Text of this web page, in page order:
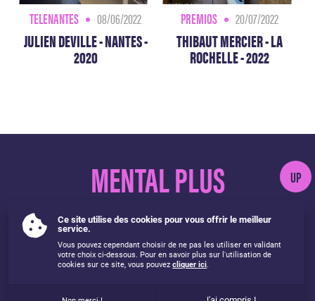
TELENANTES 08/06/2022
JULIEN DEVILLE - NANTES -
2020
PREMIOS 20/07/2022
THIBAUT MERCIER - LA
ROCHELLE - 2022
Ce site utilise des cookies pour vous offrir le meilleur
service.
Vous pouvez cependant choisir de ne pas les utiliser en validant
votre choix ci-dessous. Pour en savoir plus sur l'utilisation de
cookies sur ce site, vous pouvezcliquer ici.
UP
MENTAL PLUS
Mentions légales Utilisation des cookies
Protection des données
Règlement intérieur
Réclamation CGV